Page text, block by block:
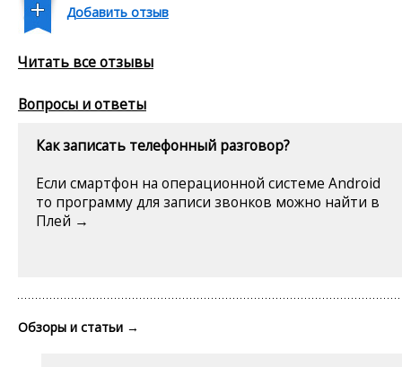
Добавить отзыв
Читать все отзывы
Вопросы и ответы
Как записать телефонный разговор?
Если смартфон на операционной системе Android
то программу для записи звонков можно найти в
Плей →
Обзоры и статьи →